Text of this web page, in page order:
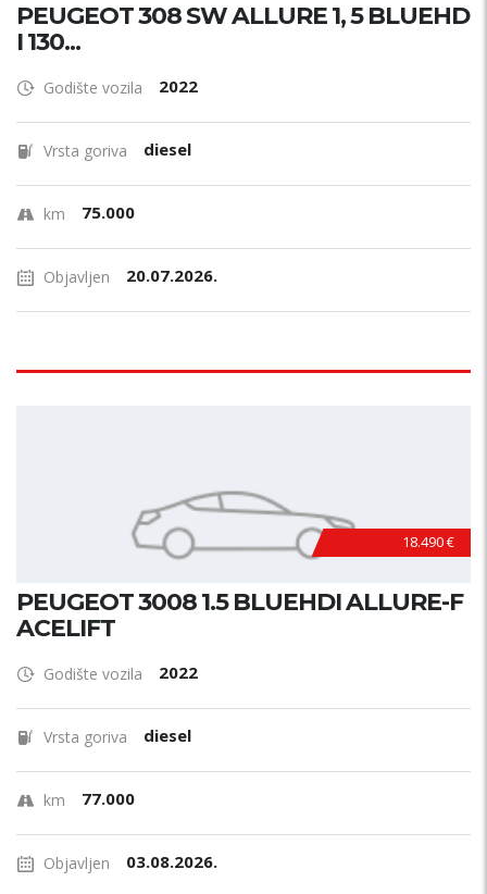
PEUGEOT 308 SW ALLURE 1, 5 BLUEHD
I 130...
Godište vozila 2022
Vrsta goriva diesel
km 75.000
Objavljen 20.07.2026.
18.490 €
PEUGEOT 3008 1.5 BLUEHDI ALLURE-F
ACELIFT
Godište vozila 2022
Vrsta goriva diesel
km 77.000
Objavljen 03.08.2026.